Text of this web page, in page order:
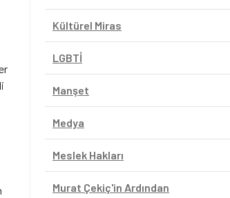
Kültürel Miras
LGBTİ
Manşet
Medya
Meslek Hakları
Murat Çekiç'in Ardından